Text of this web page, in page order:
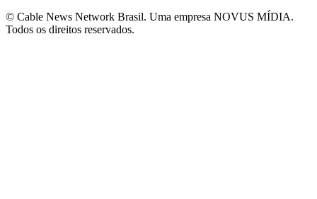
© Cable News Network Brasil. Uma empresa NOVUS MÍDIA.
Todos os direitos reservados.